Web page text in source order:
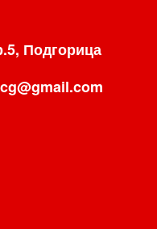
Подгорица